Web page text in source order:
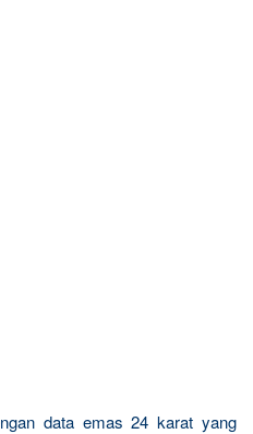
data emas 24 karat yang